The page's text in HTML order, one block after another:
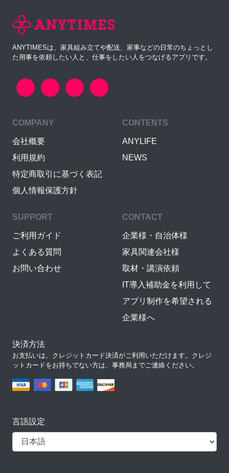
ANYTIMESは、家具組み立てや配送、家事などの日常のちょっとし
た用事を依頼したい人と、仕事をしたい人をつなげるアプリです。
COMPANY
会社概要
利用規約
特定商取引に基づく表記
個人情報保護方針
CONTENTS
ANYLIFE
NEWS
SUPPORT
ご利用ガイド
よくある質問
お問い合わせ
CONTACT
企業様・自治体様
家具関連会社様
取材・講演依頼
IT導入補助金を利用して
アプリ制作を希望される
企業様へ
決済方法
お支払いは、クレジットカード決済がご利用いただけます。クレジ
ットカードをお持ちでない方は、事務局までご連絡ください。
言語設定